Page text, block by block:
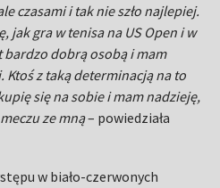
czasami i tak nie szło najlepiej.
jak gra w tenisa na US Open i w
dobrą osobą i mam
Ktoś z taką determinacją na to
się na sobie i mam nadzieję,
ze mną– powiedziała
w biało-czerwonych